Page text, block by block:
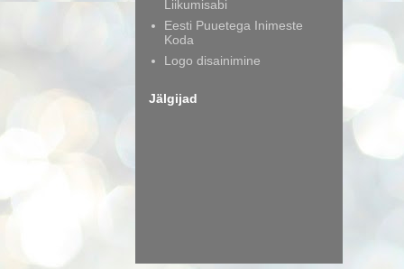
Liikumisabi
Eesti Puuetega Inimeste
Koda
Logo disainimine
Jälgijad